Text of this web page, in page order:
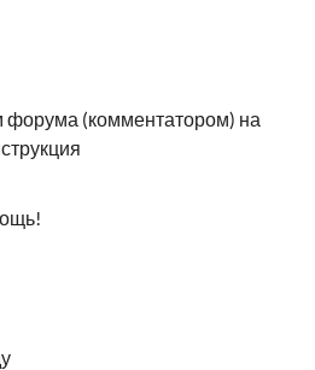
форума (комментатором) на